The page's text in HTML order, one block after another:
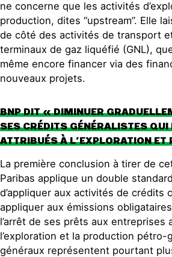
ne concerne que les activités
production, dites “upstream”. Elle
de côté des activités de transport
terminaux de gaz liquéfié (GNL),
même encore financer via des
nouveaux projets.
BNP DIT « DIMINUER
SES CRÉDITS GÉNÉRALISTES QUI
ATTRIBUÉS À L’EXPLORATION
La première conclusion à tirer de
Paribas applique un double
d’appliquer aux activités de crédits
appliquer aux émissions
l’arrêt de ses prêts aux entreprises
l’exploration et la production pétro-
généraux représentent pourtant